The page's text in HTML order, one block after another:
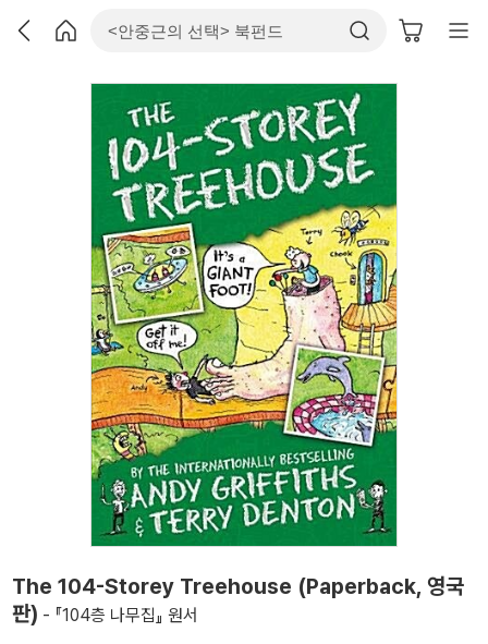
The 104-Storey Treehouse (Paperback, 영국
판) - 『104층 나무집』 원서